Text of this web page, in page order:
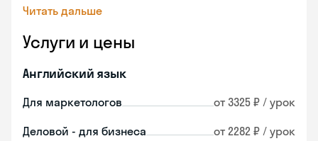
Читать дальше
Услуги и цены
Английский язык
Для маркетологов от 3325 ₽ / урок
Деловой - для бизнеса от 2282 ₽ / урок